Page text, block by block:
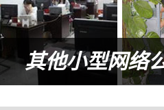
其他小型网络